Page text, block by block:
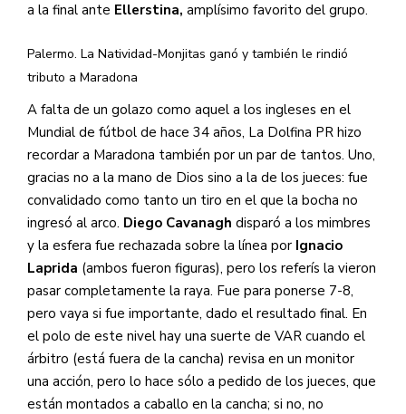
a la final ante Ellerstina, amplísimo favorito del grupo.
Palermo. La Natividad-Monjitas ganó y también le rindió
tributo a Maradona
A falta de un golazo como aquel a los ingleses en el
Mundial de fútbol de hace 34 años, La Dolfina PR hizo
recordar a Maradona también por un par de tantos. Uno,
gracias no a la mano de Dios sino a la de los jueces: fue
convalidado como tanto un tiro en el que la bocha no
ingresó al arco. Diego Cavanagh disparó a los mimbres
y la esfera fue rechazada sobre la línea por Ignacio
Laprida (ambos fueron figuras), pero los referís la vieron
pasar completamente la raya. Fue para ponerse 7-8,
pero vaya si fue importante, dado el resultado final. En
el polo de este nivel hay una suerte de VAR cuando el
árbitro (está fuera de la cancha) revisa en un monitor
una acción, pero lo hace sólo a pedido de los jueces, que
están montados a caballo en la cancha; si no, no